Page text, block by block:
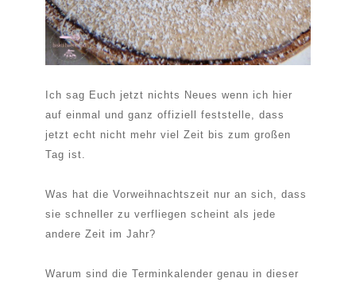
Ich sag Euch jetzt nichts Neues wenn ich hier
auf einmal und ganz offiziell feststelle, dass
jetzt echt nicht mehr viel Zeit bis zum großen
Tag ist.
Was hat die Vorweihnachtszeit nur an sich, dass
sie schneller zu verfliegen scheint als jede
andere Zeit im Jahr?
Warum sind die Terminkalender genau in dieser